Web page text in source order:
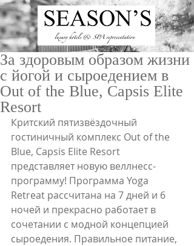
ru/en
За здоровым образом жизни
с йогой и сыроедением в
Out of the Blue, Capsis Elite
Resort
Критский пятизвёздочный
гостиничный комплекс Out of the
Blue, Capsis Elite Resort
представляет новую веллнесс-
программу! Программа Yoga
Retreat рассчитана на 7 дней и 6
ночей и прекрасно работает в
сочетании с модной концепцией
сыроедения. Правильное питание,